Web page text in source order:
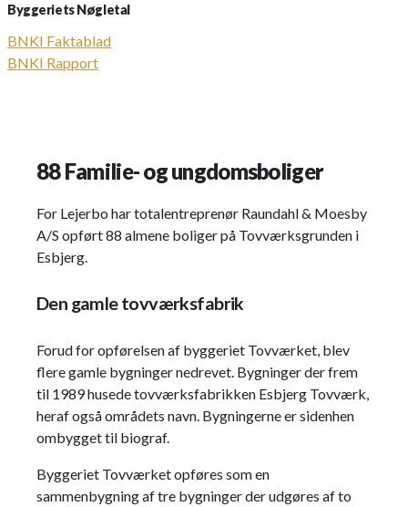
Byggeriets Nøgletal
BNKI Faktablad
BNKI Rapport
88 Familie- og ungdomsboliger
For Lejerbo har totalentreprenør Raundahl & Moesby
A/S opført 88 almene boliger på Tovværksgrunden i
Esbjerg.
Den gamle tovværksfabrik
Forud for opførelsen af byggeriet Tovværket, blev
flere gamle bygninger nedrevet. Bygninger der frem
til 1989 husede tovværksfabrikken Esbjerg Tovværk,
heraf også områdets navn. Bygningerne er sidenhen
ombygget til biograf.
Byggeriet Tovværket opføres som en
sammenbygning af tre bygninger der udgøres af to